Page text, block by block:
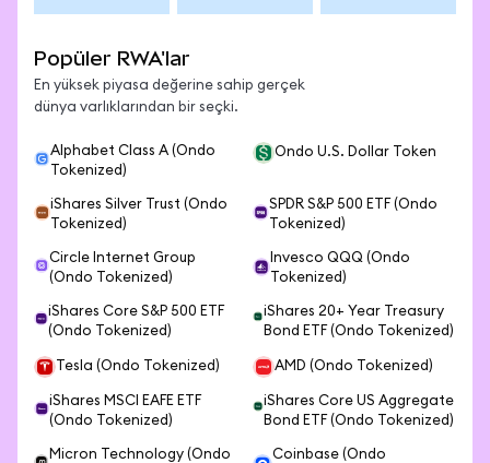
Popüler RWA'lar
En yüksek piyasa değerine sahip gerçek
dünya varlıklarından bir seçki.
Alphabet Class A (Ondo
Tokenized)
Ondo U.S. Dollar Token
iShares Silver Trust (Ondo
Tokenized)
SPDR S&P 500 ETF (Ondo
Tokenized)
Circle Internet Group
(Ondo Tokenized)
Invesco QQQ (Ondo
Tokenized)
iShares Core S&P 500 ETF
(Ondo Tokenized)
iShares 20+ Year Treasury
Bond ETF (Ondo Tokenized)
Tesla (Ondo Tokenized) AMD (Ondo Tokenized)
iShares MSCI EAFE ETF
(Ondo Tokenized)
iShares Core US Aggregate
Bond ETF (Ondo Tokenized)
Micron Technology (Ondo
Coinbase (Ondo